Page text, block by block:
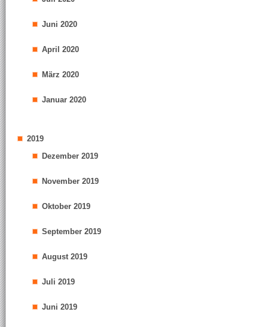
Juni 2020
April 2020
März 2020
Januar 2020
2019
Dezember 2019
November 2019
Oktober 2019
September 2019
August 2019
Juli 2019
Juni 2019